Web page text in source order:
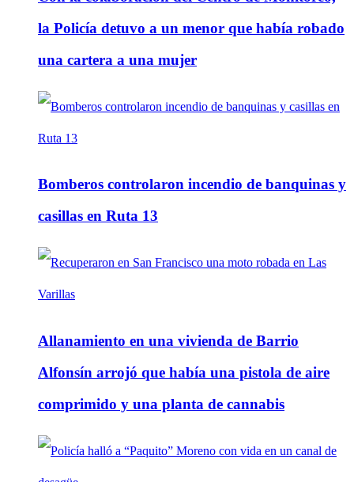
la Policía detuvo a un menor que había robado
una cartera a una mujer
Bomberos controlaron incendio de banquinas y
casillas en Ruta 13
Allanamiento en una vivienda de Barrio
Alfonsín arrojó que había una pistola de aire
comprimido y una planta de cannabis